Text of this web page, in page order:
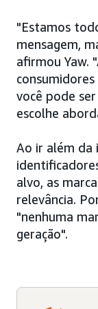
"Estamos
mensagem,
afirmou Yaw.
você pode
escolhe
Ao ir além da
alvo, as
relevância.
"nenhuma
geração".